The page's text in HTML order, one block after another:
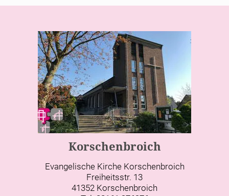
Korschenbroich
Evangelische Kirche Korschenbroich
Freiheitsstr. 13
41352 Korschenbroich